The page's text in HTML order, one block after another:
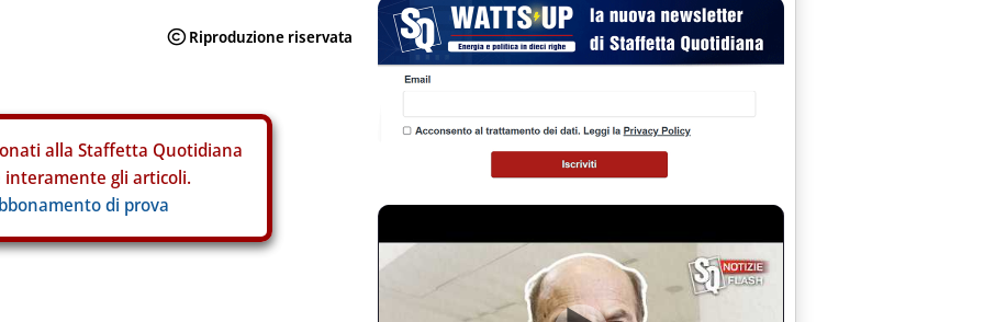
alla Staffetta Quotidiana
interamente gli articoli.
di prova